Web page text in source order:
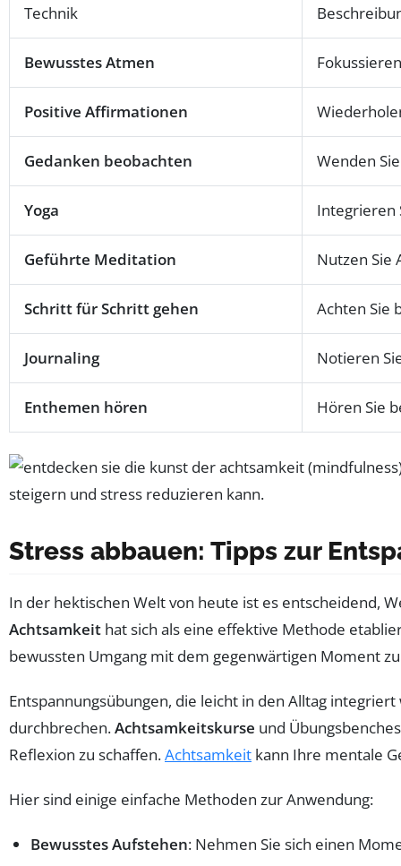
Technik
Bewusstes Atmen
Positive Affirmationen
Gedanken beobachten Wenden
Yoga Integrieren
Geführte Meditation Nutzen Sie
Schritt für Schritt gehen Achten Sie
Journaling Notieren
Enthemen hören Hören Sie
Stress abbauen: Tipps zur
In der hektischen Welt von heute ist es entscheidend,
Achtsamkeit hat sich als eine effektive Methode
bewussten Umgang mit dem gegenwärtigen Moment
Entspannungsübungen, die leicht in den Alltag
durchbrechen.Achtsamkeitskurse und
Reflexion zu schaffen.Achtsamkeit kann Ihre mentale
Hier sind einige einfache Methoden zur Anwendung:
Bewusstes Aufstehen: Nehmen Sie sich einen